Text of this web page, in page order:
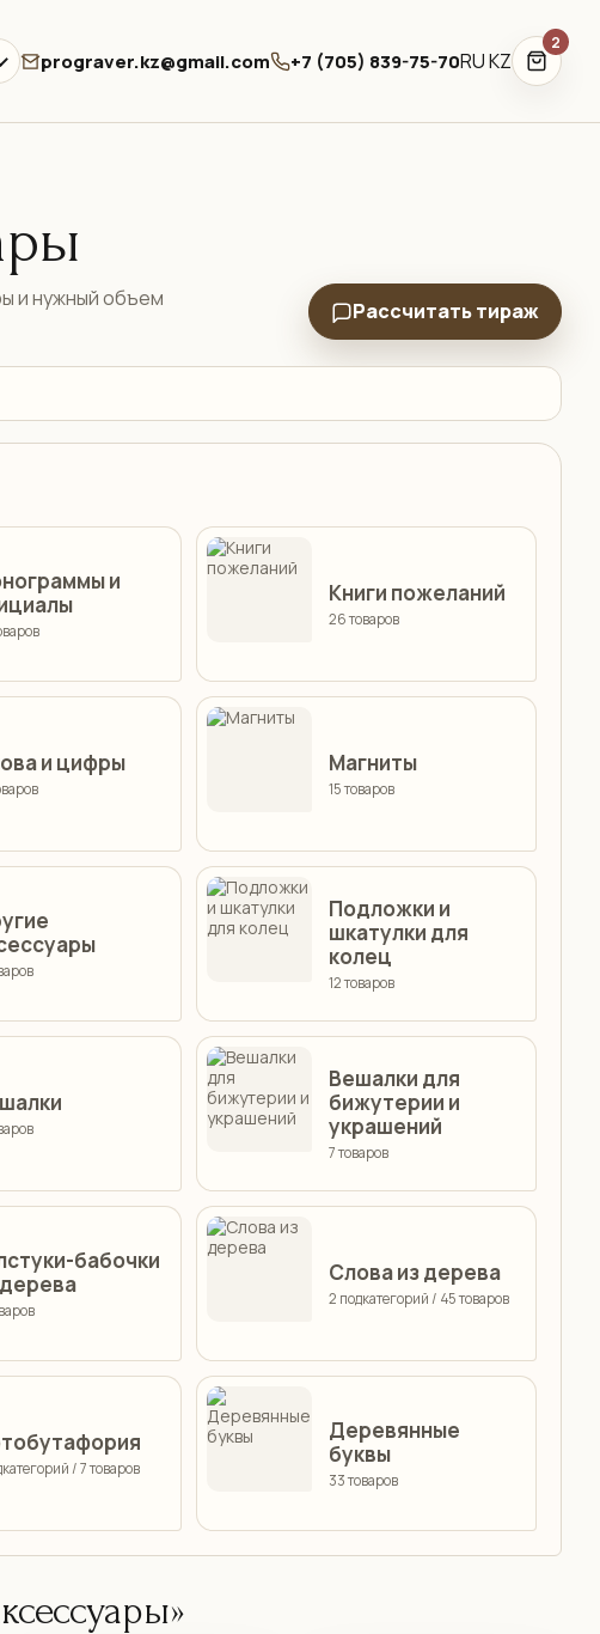
prograver.kz@gmail.com +7 (705) 839-75-70RUKZ
2
и нужный объем
Рассчитать тираж
и
Книги пожеланий
26 товаров
и цифры Магниты
15 товаров
Подложки и
шкатулки для
колец
12 товаров
Вешалки для
бижутерии и
украшений
7 товаров
бабочки
Слова из дерева
2 подкатегорий / 45 товаров
/ 7 товаров
Деревянные
буквы
33 товаров